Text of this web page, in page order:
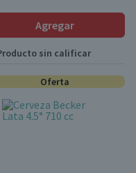
Agregar
sin calificar
Oferta